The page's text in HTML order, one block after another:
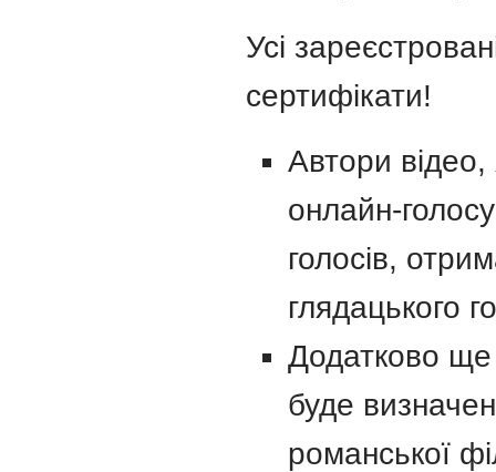
Усі
сертифікати!
Автори відео,
онлайн-
голосів,
глядацького
Додатково ще
буде
романської